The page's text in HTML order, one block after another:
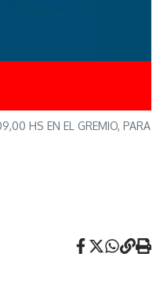
HS EN EL GREMIO, PARA